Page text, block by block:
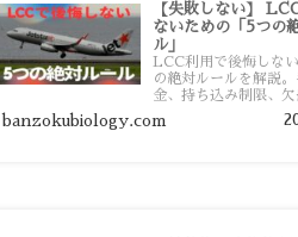
【失敗しない】
ないための「5つの
ル」
LCC利用で後悔しな
の絶対ルールを解説
金、持ち込み制限、
時間厳守など、格安
用する前に知っておき
banzokubiology.com